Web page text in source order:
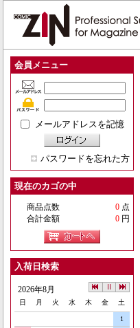
会員メニュー
メールアドレスを記憶
パスワードを忘れた方
現在のカゴの中
商品点数 0 点
合計金額
0 円
入荷日検索
2026年8月
日 月 火 水 木 金 土
1